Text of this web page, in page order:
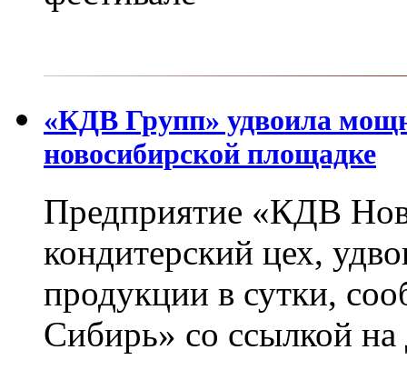
«КДВ Групп» удвоила
новосибирской площадке
Предприятие «КДВ
кондитерский цех,
продукции в сутки,
Сибирь» со ссылкой